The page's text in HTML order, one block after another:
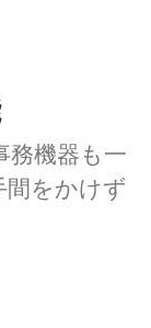
務機器も一
間をかけず